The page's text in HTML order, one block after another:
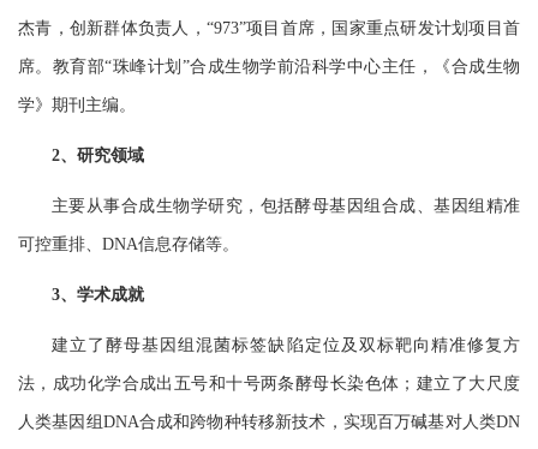
杰青，创新群体负责人，“973”项目首席，国家重点研发计划项目首
席。教育部“珠峰计划”合成生物学前沿科学中心主任，《合成生物
学》期刊主编。
2、研究领域
主要从事合成生物学研究 ， 包括酵母基因组合成、基因组精准
可控重排、 DNA信息存储等。
3、学术成就
建立了酵母基因组混菌标签缺陷定位及双标靶向精准修复方
法，成功化学合成出五号和十号两条酵母长染色体 ； 建立了 大尺度
人类基因组DNA合成和跨物种转移新技术，实现百万碱基对人类DN